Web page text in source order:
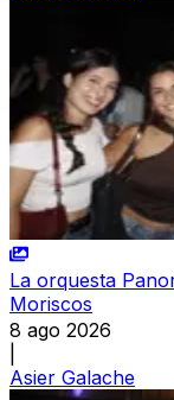
La orquesta
Moriscos
8 ago 2026
Asier Galache